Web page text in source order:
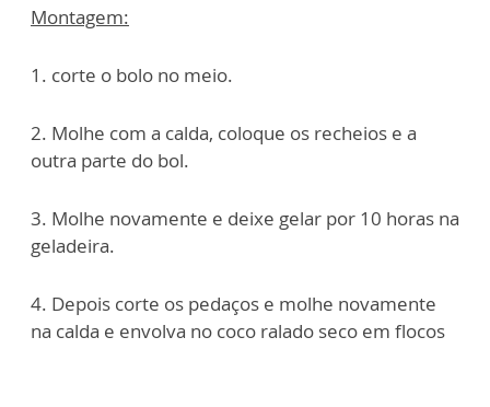
Montagem:
1. corte o bolo no meio.
2. Molhe com a calda, coloque os recheios e a
outra parte do bol.
3. Molhe novamente e deixe gelar por 10 horas na
geladeira.
4. Depois corte os pedaços e molhe novamente
na calda e envolva no coco ralado seco em flocos